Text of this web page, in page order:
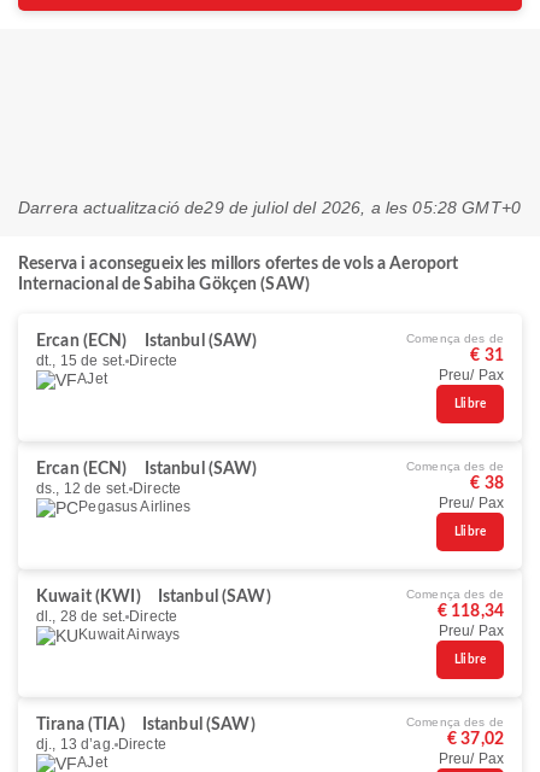
Darrera actualització de29 de juliol del 2026, a les 05:28 GMT+0
Reserva i aconsegueix les millors ofertes de vols a Aeroport
Internacional de Sabiha Gökçen (SAW)
Ercan (ECN)
Istanbul (SAW)
dt., 15 de set. Directe
AJet
Comença des de
€ 31
Preu/ Pax
Llibre
Ercan (ECN)
Istanbul (SAW)
ds., 12 de set. Directe
Pegasus Airlines
Comença des de
€ 38
Preu/ Pax
Llibre
Kuwait (KWI)
Istanbul (SAW)
dl., 28 de set. Directe
Kuwait Airways
Comença des de
€ 118,34
Preu/ Pax
Llibre
Tirana (TIA)
Istanbul (SAW)
dj., 13 d’ag. Directe
AJet
Comença des de
€ 37,02
Preu/ Pax